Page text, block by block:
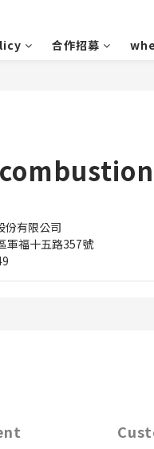
合作招募
份有限公司
軍福十五路357號